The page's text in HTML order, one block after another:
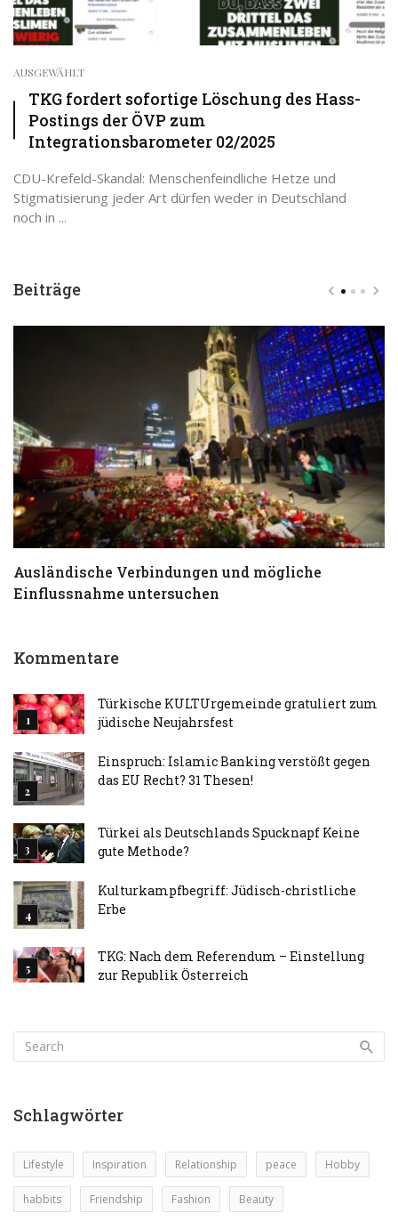
AUSGEWÄHLT
TKG fordert sofortige Löschung des Hass-
Postings der ÖVP zum
Integrationsbarometer 02/2025
CDU-Krefeld-Skandal: Menschenfeindliche Hetze und
Stigmatisierung jeder Art dürfen weder in Deutschland
noch in ...
Beiträge
Ausländische Verbindungen und mögliche
Einflussnahme untersuchen
Kommentare
Türkische KULTUrgemeinde gratuliert zum
jüdische Neujahrsfest
Einspruch: Islamic Banking verstößt gegen
das EU Recht? 31 Thesen!
Türkei als Deutschlands Spucknapf Keine
gute Methode?
Kulturkampfbegriff: Jüdisch-christliche
Erbe
TKG: Nach dem Referendum – Einstellung
zur Republik Österreich
Schlagwörter
Lifestyle Inspiration Relationship peace Hobby
habbits Friendship Fashion Beauty